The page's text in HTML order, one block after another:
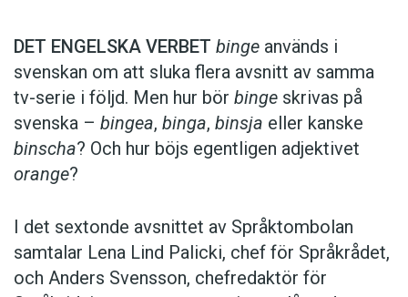
Hantera cookie-inställningar
DET ENGELSKA VERBET binge används i
svenskan om att sluka flera avsnitt av samma
tv-serie i följd. Men hur bör binge skrivas på
svenska – bingea, binga, binsja eller kanske
binscha? Och hur böjs egentligen adjektivet
orange?
I det sextonde avsnittet av Språktombolan
samtalar Lena Lind Palicki, chef för Språkrådet,
och Anders Svensson, chefredaktör för